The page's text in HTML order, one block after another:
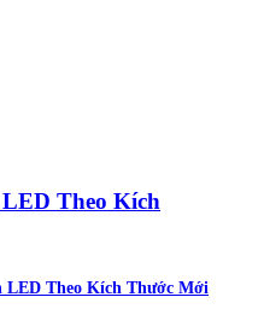
Theo Kích
LED Theo Kích Thước Mới